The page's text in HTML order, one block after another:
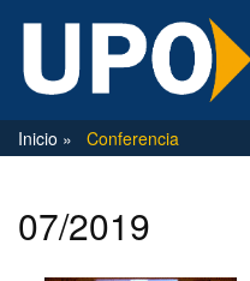
Inicio Conferencia
07/2019